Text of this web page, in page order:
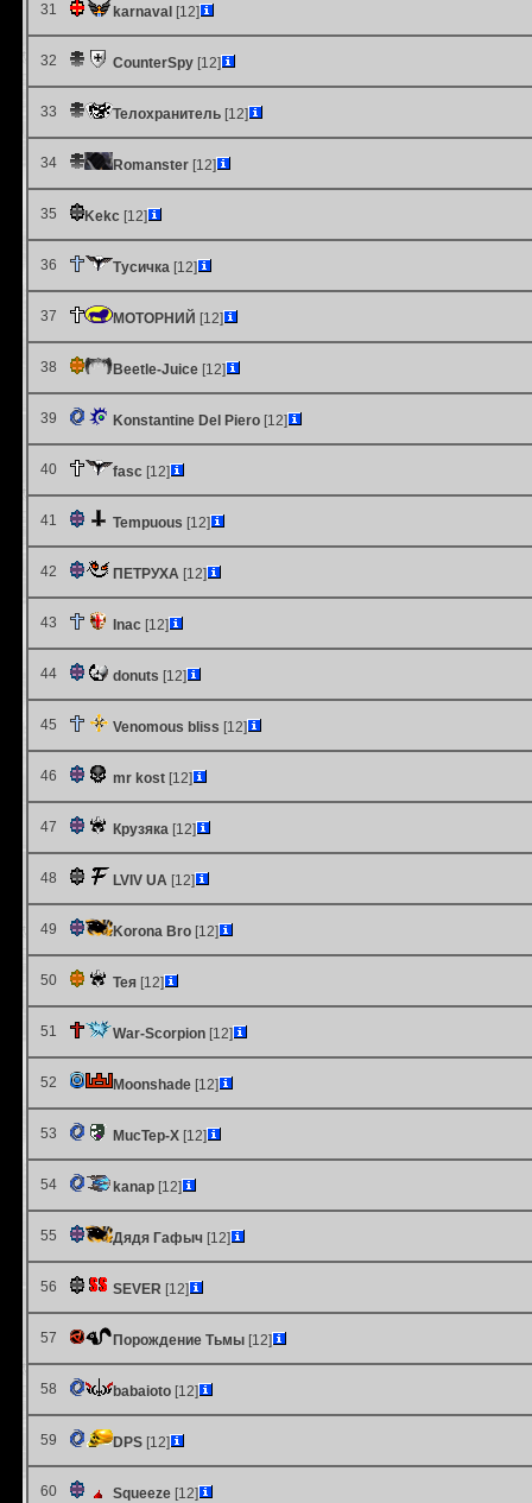
31 karnaval [12]
32 CounterSpy [12]
33 Телохранитель [12]
34 Romanster [12]
35 Kekc [12]
36 Тусичка [12]
37 МОТОРНИЙ [12]
38 Beetle-Juice [12]
39 Konstantine Del Piero [12]
40 fasc [12]
41 Tempuous [12]
42 ПЕТРУХА [12]
43 Inac [12]
44 donuts [12]
45 Venomous bliss [12]
46 mr kost [12]
47 Крузяка [12]
48 LVIV UA [12]
49 Korona Bro [12]
50 Тея [12]
51 War-Scorpion [12]
52 Moonshade [12]
53 MucTep-X [12]
54 kanap [12]
55 Дядя Гафыч [12]
56 SEVER [12]
57 Порождение Тьмы [12]
58 babaioto [12]
59 DPS [12]
60 Squeeze [12]